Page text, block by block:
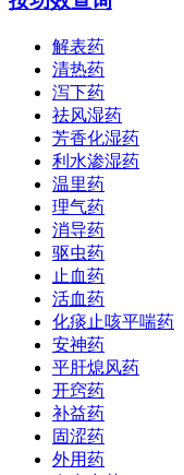
解表药
清热药
泻下药
祛风湿药
芳香化湿药
利水渗湿药
温里药
理气药
消导药
驱虫药
止血药
活血药
化痰止咳平喘药
安神药
平肝熄风药
开窍药
补益药
固涩药
外用药